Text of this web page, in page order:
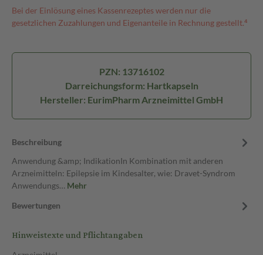
Bei der Einlösung eines Kassenrezeptes werden nur die
gesetzlichen Zuzahlungen und Eigenanteile in Rechnung gestellt.⁴
PZN: 13716102
Darreichungsform: Hartkapseln
Hersteller: EurimPharm Arzneimittel GmbH
Beschreibung
Anwendung &amp; IndikationIn Kombination mit anderen
Arzneimitteln: Epilepsie im Kindesalter, wie: Dravet-Syndrom
Anwendungs… Mehr
Bewertungen
Hinweistexte und Pflichtangaben